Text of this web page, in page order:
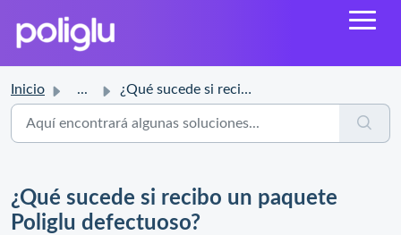
Inicio ... ¿Qué sucede si recibo un paquete Poliglu defectuoso?
¿Qué sucede si recibo un paquete
Poliglu defectuoso?